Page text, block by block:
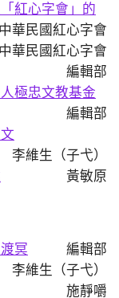
紅心字會」的
華民國紅心字會
華民國紅心字會
編輯部
極忠文教基金
編輯部
李維生（子弋）
黃敏原
冥
編輯部
李維生（子弋）
施靜嚼